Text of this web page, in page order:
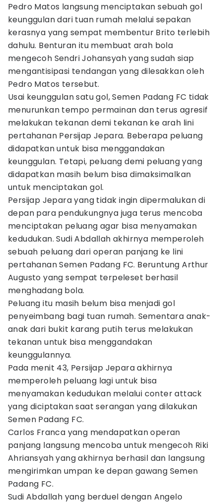
Pedro Matos langsung menciptakan sebuah gol
keunggulan dari tuan rumah melalui sepakan
kerasnya yang sempat membentur Brito terlebih
dahulu. Benturan itu membuat arah bola
mengecoh Sendri Johansyah yang sudah siap
mengantisipasi tendangan yang dilesakkan oleh
Pedro Matos tersebut.
Usai keunggulan satu gol, Semen Padang FC tidak
menurunkan tempo permainan dan terus agresif
melakukan tekanan demi tekanan ke arah lini
pertahanan Persijap Jepara. Beberapa peluang
didapatkan untuk bisa menggandakan
keunggulan. Tetapi, peluang demi peluang yang
didapatkan masih belum bisa dimaksimalkan
untuk menciptakan gol.
Persijap Jepara yang tidak ingin dipermalukan di
depan para pendukungnya juga terus mencoba
menciptakan peluang agar bisa menyamakan
kedudukan. Sudi Abdallah akhirnya memperoleh
sebuah peluang dari operan panjang ke lini
pertahanan Semen Padang FC. Beruntung Arthur
Augusto yang sempat terpeleset berhasil
menghadang bola.
Peluang itu masih belum bisa menjadi gol
penyeimbang bagi tuan rumah. Sementara anak-
anak dari bukit karang putih terus melakukan
tekanan untuk bisa menggandakan
keunggulannya.
Pada menit 43, Persijap Jepara akhirnya
memperoleh peluang lagi untuk bisa
menyamakan kedudukan melalui conter attack
yang diciptakan saat serangan yang dilakukan
Semen Padang FC.
Carlos Franca yang mendapatkan operan
panjang langsung mencoba untuk mengecoh Riki
Ahriansyah yang akhirnya berhasil dan langsung
mengirimkan umpan ke depan gawang Semen
Padang FC.
Sudi Abdallah yang berduel dengan Angelo